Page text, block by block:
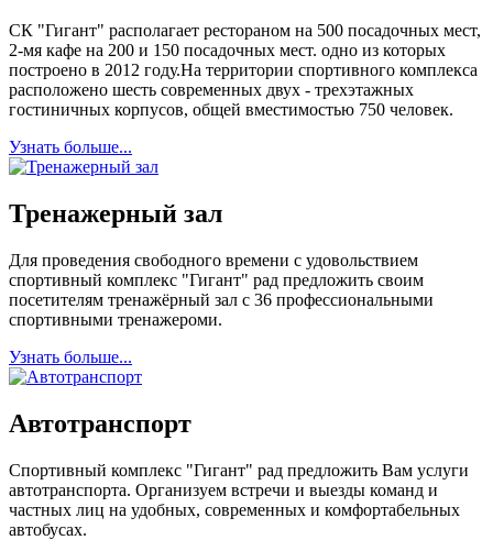
СК "Гигант" располагает рестораном на 500 посадочных мест,
2-мя кафе на 200 и 150 посадочных мест. одно из которых
построено в 2012 году.На территории спортивного комплекса
расположено шесть современных двух - трехэтажных
гостиничных корпусов, общей вместимостью 750 человек.
Узнать больше...
Тренажерный зал
Для проведения свободного времени с удовольствием
спортивный комплекс "Гигант" рад предложить своим
посетителям тренажёрный зал с 36 профессиональными
спортивными тренажероми.
Узнать больше...
Автотранспорт
Спортивный комплекс "Гигант" рад предложить Вам услуги
автотранспорта. Организуем встречи и выезды команд и
частных лиц на удобных, современных и комфортабельных
автобусах.